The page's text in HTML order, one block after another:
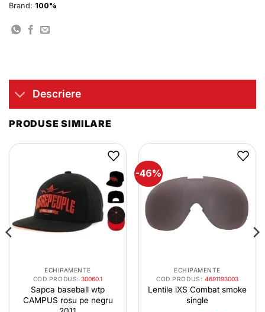
Brand: 100%
Descriere
PRODUSE SIMILARE
ECHIPAMENTE
COD PRODUS:30060.1
Sapca baseball wtp
CAMPUS rosu pe negru
-46%
ECHIPAMENTE
COD PRODUS: 4691193003
Lentile iXS Combat smoke
single